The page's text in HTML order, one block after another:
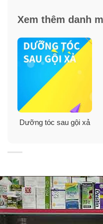
Xem thêm danh
Dưỡng tóc sau gội xả